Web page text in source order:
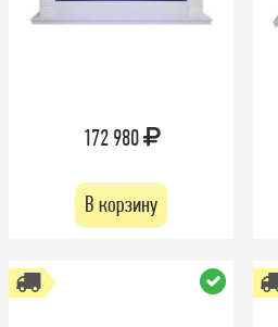
172 980
В корзину